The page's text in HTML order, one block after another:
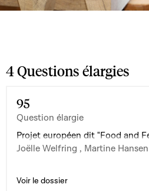
4 Questions élargies
95
Question élargie
Projet européen dit "Food and
Joëlle Welfring , Martine
Voir le dossier